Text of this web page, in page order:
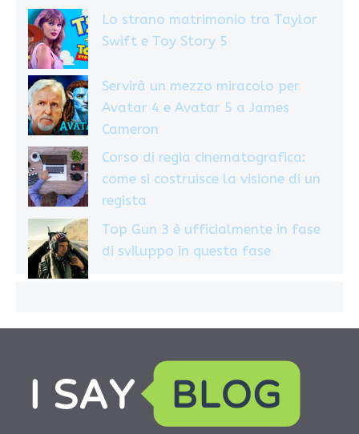
Lo strano matrimonio tra Taylor
Swift e Toy Story 5
Servirà un mezzo miracolo per
Avatar 4 e Avatar 5 a James
Cameron
Corso di regia cinematografica:
come si costruisce la visione di un
regista
Top Gun 3 è ufficialmente in fase
di sviluppo in questa fase